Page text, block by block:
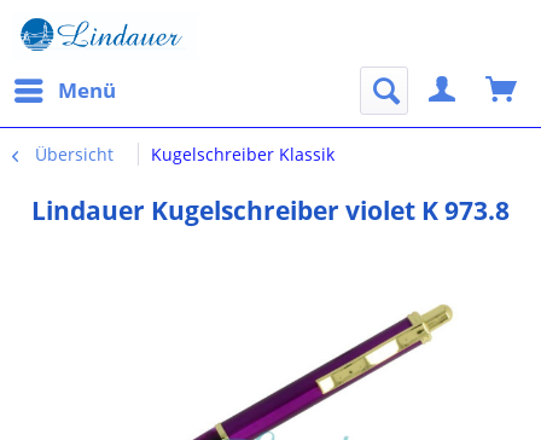
Menü
Übersicht Kugelschreiber Klassik
Lindauer Kugelschreiber violet K 973.8